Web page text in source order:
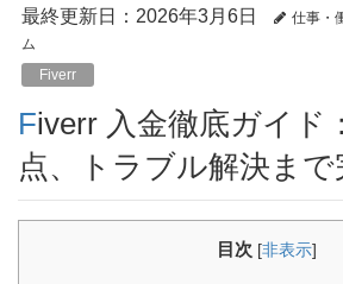
最終更新日：2026年3月6日
仕事・
ム
Fiverr
Fiverr 入金徹底ガイド：方法、注意
点、トラブル解決まで
目次 [非表示]